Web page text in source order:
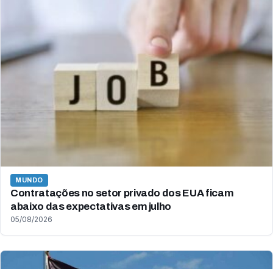
MUNDO
Contratações no setor privado dos EUA ficam
abaixo das expectativas em julho
05/08/2026